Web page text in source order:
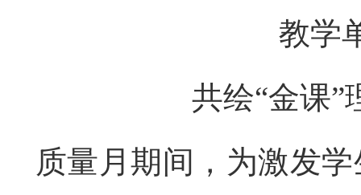
教学
共绘“金课
质量月期间，为激发